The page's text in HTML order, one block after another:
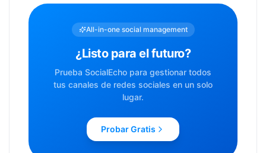
All-in-one social management
¿Listo para el futuro?
Prueba SocialEcho para gestionar todos
tus canales de redes sociales en un solo
lugar.
Probar Gratis